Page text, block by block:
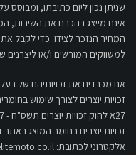
שניתן נכון ליום כתיבתו,
איננו מייצג בהכרח את השירות,
המחיר הנזכר לצידו. כדי לקבל
למשווקים המורשים ו/או
אנו מכבדים את זכויותיהם של
זכויות יוצרים לצורך שימוש
זכויות יוצרים בחומר המוצג
אלקטרוני לכתובת: